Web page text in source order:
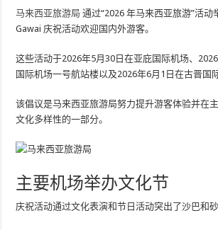
马来西亚旅游局 通过“2026 年马来西亚旅游”活动
Gawai 庆祝活动欢迎国内外游客。
这些活动于2026年5月30日在亚庇国际机场、
国际机场一号航站楼以及2026年6月1日在古晋国
该倡议是马来西亚旅游局努力提升游客体验并在
文化多样性的一部分。
主要机场举办文化节
庆祝活动通过文化表演和节日活动突出了沙巴和砂